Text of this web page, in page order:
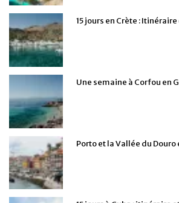
15 jours en Crète :
Une semaine à Corfou en
Porto et la Vallée du Douro